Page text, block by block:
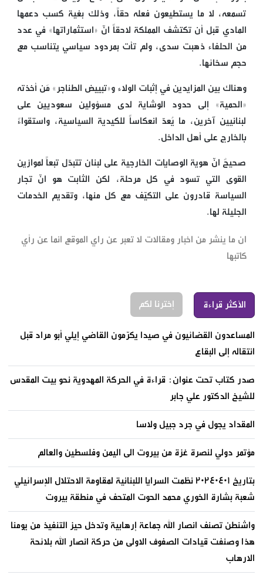
تسمعه، لا ما يستطيعون فعله حقاً، وذلك بغية كسب دعمها
المادي قبل أن تكتشف المملكة لاحقاً انّ «استثماراتها» في عدد
من الحلفاء ذهبت سدى، ولم تأت بمردود سياسي يتناسب مع
حجم سخائها.
وهناك بين المزايدين في إثبات الولاء و«تبييض الطناجر» مَن أخذته
«الحمية» إلى حدود الوشاية لدى مسؤولين سعوديين على
لبنانيين آخرين، ما يُعدّ انعكاساً للكيدية السياسية، واستقواءً
بالخارج على أهل الداخل.
صحيحٌ انّ هوية الوصايات الخارجية على لبنان تتبدّل تبعاً لموازين
القوى التي تسود في كل مرحلة، لكن الثابت هو انّ تجار
السياسة قادرون على التكيّف مع كل منها، وتقديم الخدمات
الجليلة لها.
ان ما ينشر من اخبار ومقالات لا تعبر عن راي الموقع انما عن رأي
كاتبها
الأكثر قراءة إخترنا لكم
المساعدون القضائيون في صيدا يكرّمون القاضي إيلي أبو مراد قبل
انتقاله إلى البقاع
صدر كتاب تحت عنوان: قراءة في الحركة المهدوية نحو بيت المقدس
للشيخ الدكتور علي جابر
المقداد يجول في جرد جبيل ولاسا
مؤتمر دولي لنصرة غزة من بيروت الى اليمن وفلسطين والعالم
بتاريخ ٢٠٢٤٠٤٠١ نظمت السرايا اللبنانية لمقاومة الاحتلال الإسرائيلي
شعبة بشارة الخوري محمد الحوت المتحف في منطقة بيروت
واشنطن تصنف انصار الله جماعة إرهابية وتدخل حيز التنفيذ من يومنا
هذا وصنفت قيادات الصفوف الاولى من حركة انصار الله بلائحة
الارهاب